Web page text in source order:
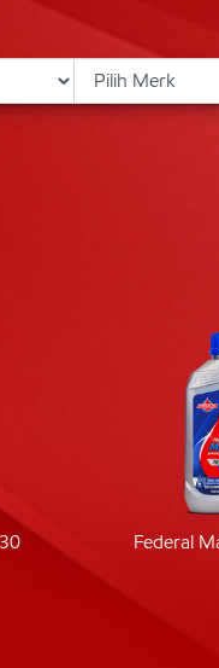
Federal